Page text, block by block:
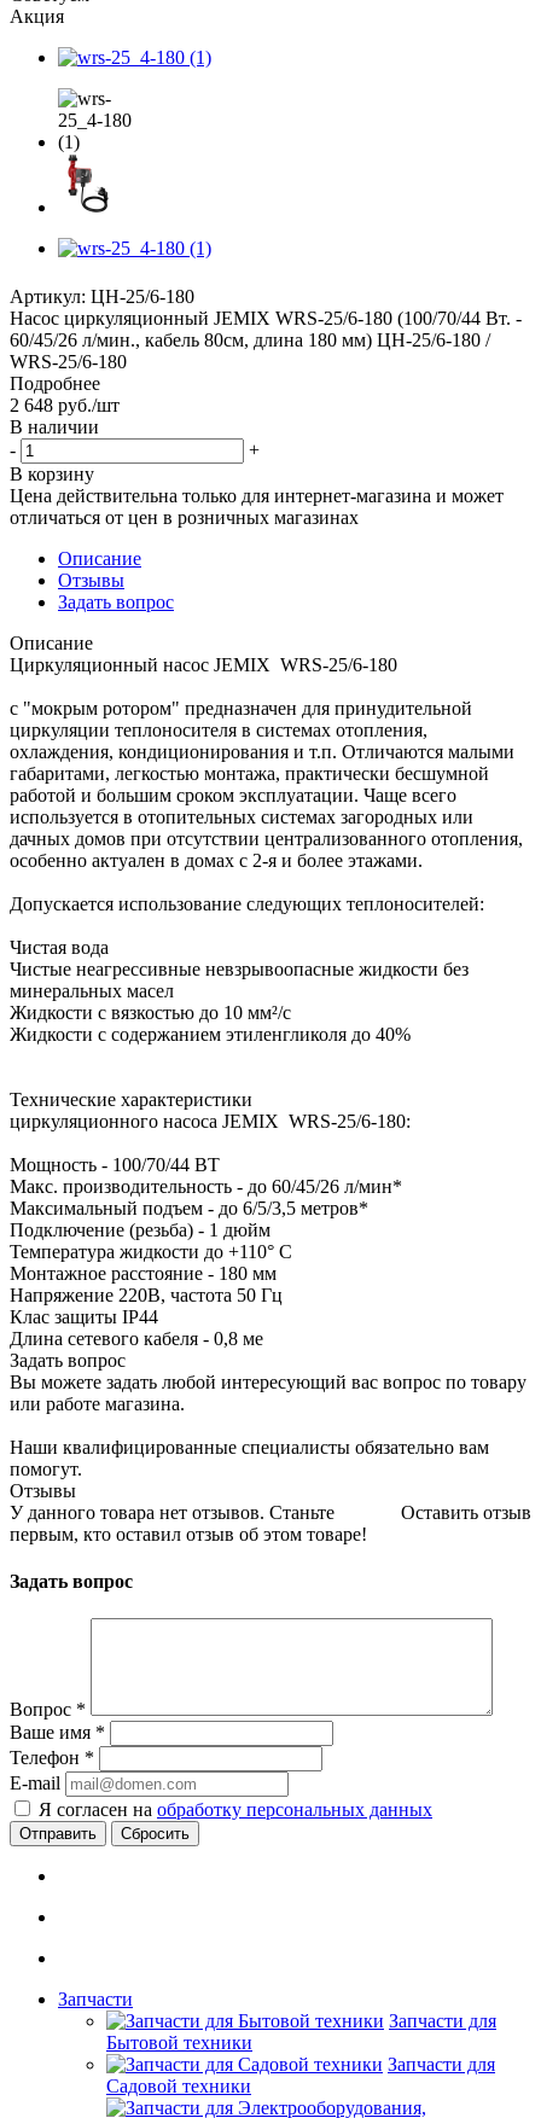
Акция
Артикул: ЦН-25/6-180
Насос циркуляционный JEMIX WRS-25/6-180 (100/70/44 Вт. -
60/45/26 л/мин., кабель 80см, длина 180 мм) ЦН-25/6-180 /
WRS-25/6-180
Подробнее
2 648 руб./шт
В наличии
-
+
В корзину
Цена действительна только для интернет-магазина и может
отличаться от цен в розничных магазинах
Описание
Отзывы
Задать вопрос
Описание
Циркуляционный насос JEMIX WRS-25/6-180
с "мокрым ротором" предназначен для принудительной
циркуляции теплоносителя в системах отопления,
охлаждения, кондиционирования и т.п. Отличаются малыми
габаритами, легкостью монтажа, практически бесшумной
работой и большим сроком эксплуатации. Чаще всего
используется в отопительных системах загородных или
дачных домов при отсутствии централизованного отопления,
особенно актуален в домах с 2-я и более этажами.
Допускается использование следующих теплоносителей:
Чистая вода
Чистые неагрессивные невзрывоопасные жидкости без
минеральных масел
Жидкости с вязкостью до 10 мм²/с
Жидкости с содержанием этиленгликоля до 40%
Технические характеристики
циркуляционного насоса JEMIX WRS-25/6-180:
Мощность - 100/70/44 ВТ
Макс. производительность - до 60/45/26 л/мин*
Максимальный подъем - до 6/5/3,5 метров*
Подключение (резьба) - 1 дюйм
Температура жидкости до +110° С
Монтажное расстояние - 180 мм
Напряжение 220В, частота 50 Гц
Клас защиты IP44
Длина сетевого кабеля - 0,8 ме
Задать вопрос
Вы можете задать любой интересующий вас вопрос по товару
или работе магазина.
Наши квалифицированные специалисты обязательно вам
помогут.
Отзывы
Оставить отзыв
У данного товара нет отзывов. Станьте
первым, кто оставил отзыв об этом товаре!
Задать вопрос
Вопрос *
Ваше имя *
Телефон *
E-mail
Я согласен на обработку персональных данных
Сбросить
Запчасти
Запчасти для
Бытовой техники
Запчасти для
Садовой техники